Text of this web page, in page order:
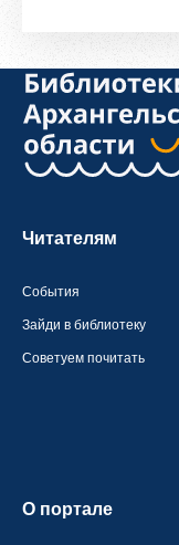
Читателям
События
Зайди в библиотеку
Советуем почитать
О портале